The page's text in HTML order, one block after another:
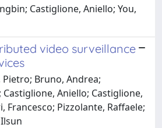
Castiglione, Aniello; You,
video surveillance
Pietro; Bruno, Andrea;
Aniello; Castiglione,
Francesco; Pizzolante, Raffaele;